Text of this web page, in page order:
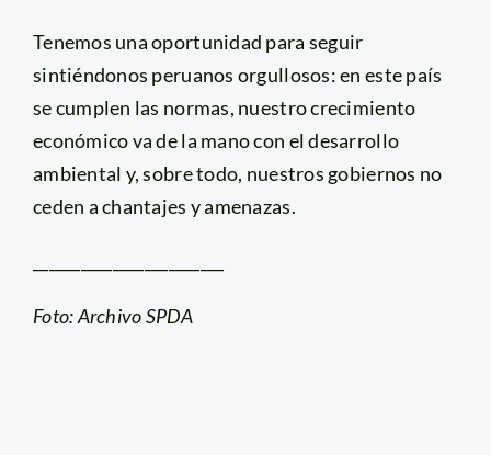
Tenemos una oportunidad para seguir
sintiéndonos peruanos orgullosos: en este país
se cumplen las normas, nuestro crecimiento
económico va de la mano con el desarrollo
ambiental y, sobre todo, nuestros gobiernos no
ceden a chantajes y amenazas.
Foto: Archivo SPDA